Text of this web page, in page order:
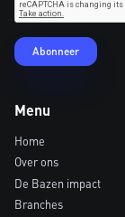
Menu
Home
Over ons
De Bazen impact
Branches